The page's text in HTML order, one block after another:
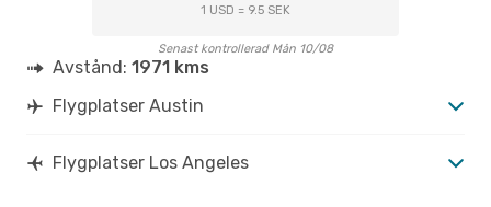
1 USD = 9.5 SEK
Senast kontrollerad Mån 10/08
Avstånd: 1971 kms
Flygplatser Austin
Flygplatser Los Angeles